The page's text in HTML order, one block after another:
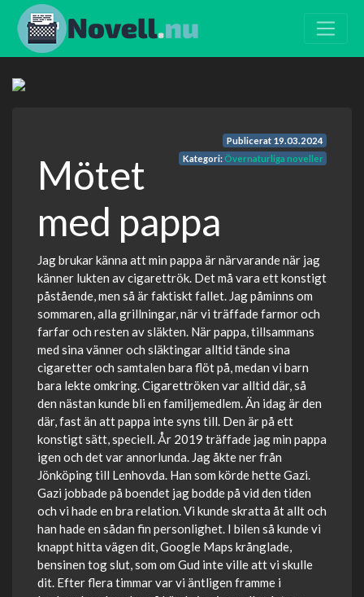
Publicerat 19.03.2024
Kategori:Övernaturliga noveller
Mötet
med pappa
Jag brukar känna att min pappa är närvarande när jag
känner lukten av cigarettrök. Det må vara ett konstigt
påstående, men så är faktiskt fallet. Jag påminns om
sommaren, alla grillningar, när vi träffade farmor och
farfar och resten av släkten. När pappa, tillsammans
med sina vänner och släktingar alltid tände sina
cigaretter och samtalen bara flöt på, medan vi barn
bara lekte omkring. Cigarettröken var alltid där, så
den nästan kunde bli en familjemedlem. Än idag är den
där, fast än att pappa inte syns till. Den är på ett
konstigt sätt, speciell. År 2019 träffade jag min pappa
igen och det var annorlunda. Jag åkte ner från
Jönköping till Lenhovda. Han som körde hette Gazi.
Gazi jobbade på boendet jag bodde på vid den tiden
och vi hade en bra relation. Vi kunde skratta åt allt och
han hade en sådan fin personlighet. I bilen så kunde vi
knappt hitta vägen dit, Google Maps krånglade,
bensinen tog slut, som om Gud inte ville att vi skulle
dit. Efter flera timmar var vi äntligen framme i